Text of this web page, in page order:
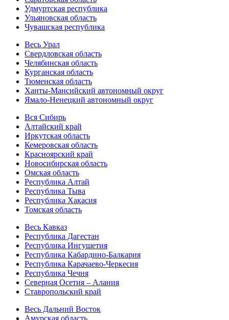
Удмуртская республика
Ульяновская область
Чувашская республика
Весь Урал
Свердловская область
Челябинская область
Курганская область
Тюменская область
Ханты-Мансийский автономный округ
Ямало-Ненецкий автономный округ
Вся Сибирь
Алтайский край
Иркутская область
Кемеровская область
Красноярский край
Новосибирская область
Омская область
Республика Алтай
Республика Тыва
Республика Хакасия
Томская область
Весь Кавказ
Республика Дагестан
Республика Ингушетия
Республика Кабардино-Балкария
Республика Карачаево-Черкесия
Республика Чечня
Северная Осетия – Алания
Ставропольский край
Весь Дальний Восток
Амурская область